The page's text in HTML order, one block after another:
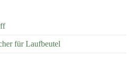
für Laufbeutel